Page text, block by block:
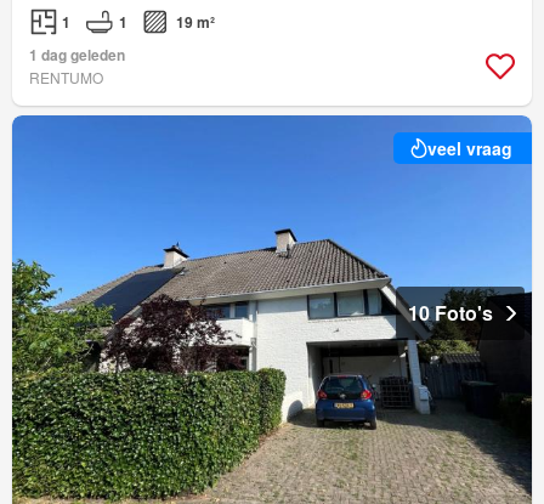
1 1
19 m²
1 dag geleden
RENTUMO
veel vraag
10 Foto's